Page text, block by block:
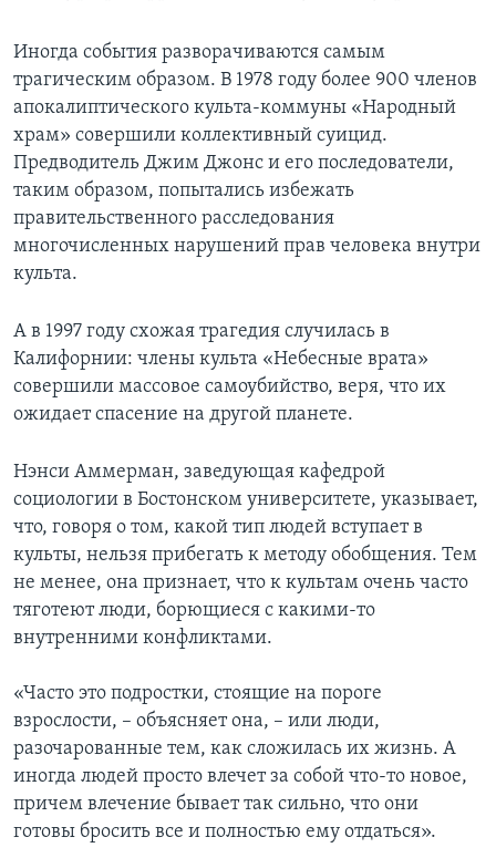
Иногда события разворачиваются самым
трагическим образом. В 1978 году более 900 членов
апокалиптического культа-коммуны «Народный
храм» совершили коллективный суицид.
Предводитель Джим Джонс и его последователи,
таким образом, попытались избежать
правительственного расследования
многочисленных нарушений прав человека внутри
культа.
А в 1997 году схожая трагедия случилась в
Калифорнии: члены культа «Небесные врата»
совершили массовое самоубийство, веря, что их
ожидает спасение на другой планете.
Нэнси Аммерман, заведующая кафедрой
социологии в Бостонском университете, указывает,
что, говоря о том, какой тип людей вступает в
культы, нельзя прибегать к методу обобщения. Тем
не менее, она признает, что к культам очень часто
тяготеют люди, борющиеся с какими-то
внутренними конфликтами.
«Часто это подростки, стоящие на пороге
взрослости, – объясняет она, – или люди,
разочарованные тем, как сложилась их жизнь. А
иногда людей просто влечет за собой что-то новое,
причем влечение бывает так сильно, что они
готовы бросить все и полностью ему отдаться».